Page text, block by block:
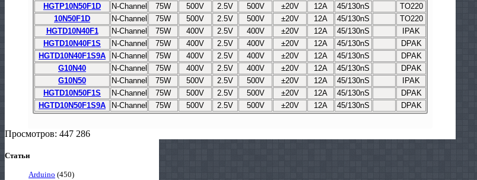
HGTP10N50F1D
N-Channel 75W 500V 2.5V 500V ±20V 12A 45/130nS
TO220
10N50F1D
N-Channel 75W 500V 2.5V 500V ±20V 12A 45/130nS
TO220
HGTD10N40F1
N-Channel 75W 400V 2.5V 400V ±20V 12A 45/130nS
IPAK
HGTD10N40F1S
N-Channel 75W 400V 2.5V 400V ±20V 12A 45/130nS
DPAK
HGTD10N40F1S9A
N-Channel 75W 400V 2.5V 400V ±20V 12A 45/130nS
DPAK
G10N40
N-Channel 75W 400V 2.5V 400V ±20V 12A 45/130nS
DPAK
G10N50
N-Channel 75W 500V 2.5V 500V ±20V 12A 45/130nS
IPAK
HGTD10N50F1S
N-Channel 75W 500V 2.5V 500V ±20V 12A 45/130nS
DPAK
HGTD10N50F1S9A
N-Channel 75W 500V 2.5V 500V ±20V 12A 45/130nS DPAK
Просмотров: 447 286
Статьи
Arduino (450)